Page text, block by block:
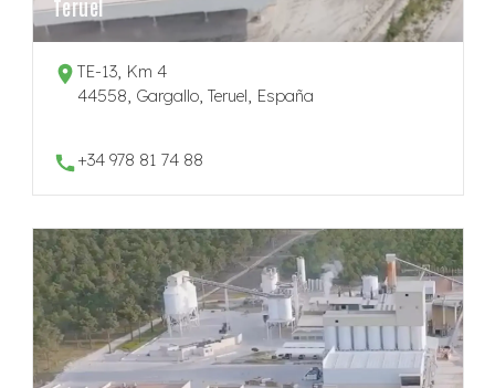
Teruel
TE-13, Km 4
44558, Gargallo, Teruel, España
+34 978 81 74 88